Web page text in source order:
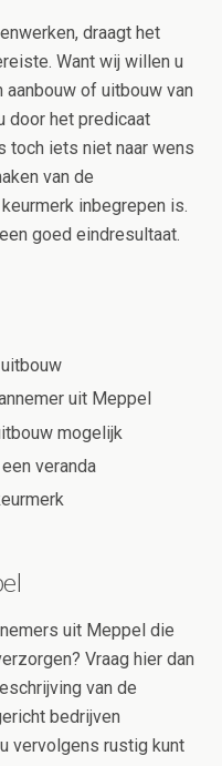
draagt het
Want wij willen u
aanbouw of uitbouw van
door het predicaat
toch iets niet naar wens
van de
inbegrepen is.
goed eindresultaat.
uit Meppel
mogelijk
veranda
uit Meppel die
Vraag hier dan
van de
bedrijven
vervolgens rustig kunt